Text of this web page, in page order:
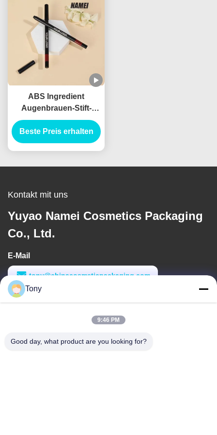
ABS Ingredient
Augenbrauen-Stift-
Bürste-Applikator für
professionelle
Ergebnisse
Beste Preis erhalten
Kontakt mit uns
Yuyao Namei Cosmetics Packaging
Co., Ltd.
E-Mail
tony@chinacosmeticpackaging.com
Arbeitszeit
Tony
9:46 PM
Good day, what product are you looking for?